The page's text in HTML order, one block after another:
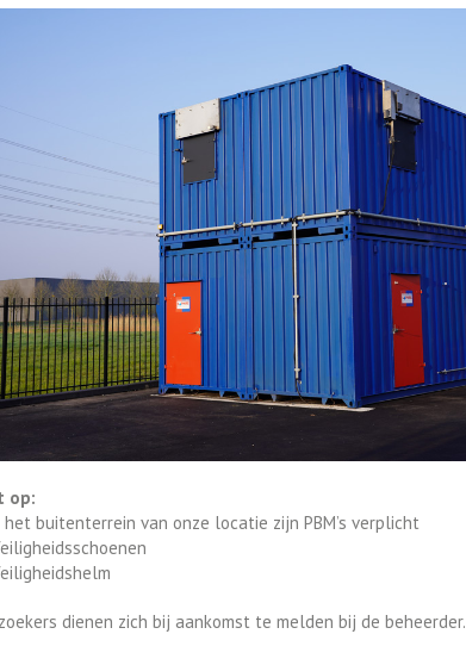
op:
het buitenterrein van onze locatie zijn PBM’s verplicht
dienen zich bij aankomst te melden bij de beheerder.